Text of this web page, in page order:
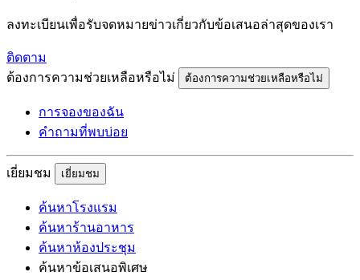
ลงทะเบียนเพื่อรับจดหมายข่าวเกี่ยวกับข้อเสนอล่าสุดของเรา
ติดตาม
ต้องการความช่วยเหลือหรือไม่
ต้องการความช่วยเหลือหรือไม่
การจองของฉัน
คำถามที่พบบ่อย
เยี่ยมชม เยี่ยมชม
ค้นหาโรงแรม
ค้นหาร้านอาหาร
ค้นหาห้องประชุม
ค้นหาข้อเสนอพิเศษ